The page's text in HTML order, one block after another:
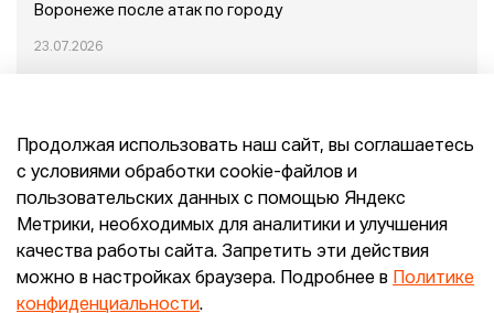
Воронеже после атак по городу
23.07.2026
Конец эпохи маркетплейсов: прогнозы сооснователя
Mr.Doors Максима Валецкого
26.06.2026
Продолжая использовать наш сайт, вы соглашаетесь
с условиями обработки cookie-файлов и
пользовательских данных с помощью Яндекс
Метрики, необходимых для аналитики и улучшения
качества работы сайта. Запретить эти действия
можно в настройках браузера. Подробнее в
Политике
конфиденциальности.